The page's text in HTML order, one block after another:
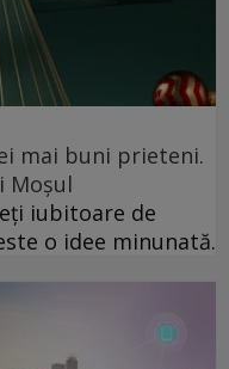
mai buni prieteni.
Moșul
iubitoare de
o idee minunată.